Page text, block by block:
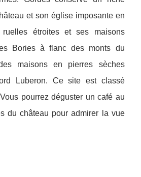
et son église imposante en
étroites et ses maisons
Bories à flanc des monts du
maisons en pierres sèches
Luberon. Ce site est classé
pourrez déguster un café au
du château pour admirer la vue